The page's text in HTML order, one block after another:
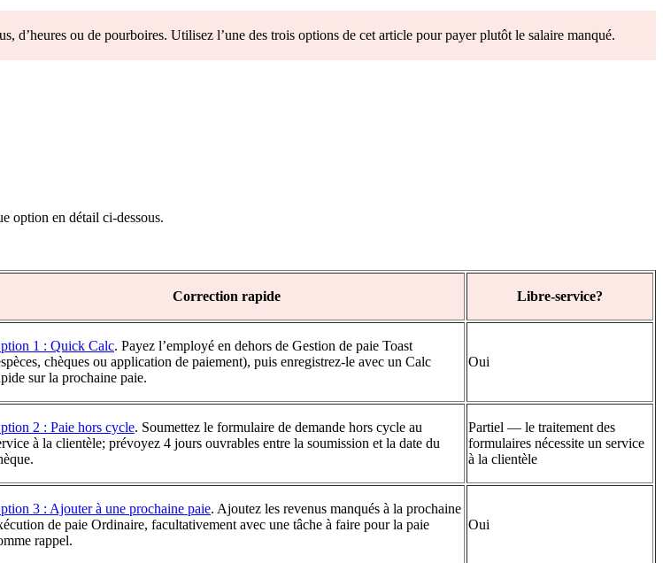
d’heures ou de pourboires. Utilisez l’une des trois options de cet article pour payer plutôt le salaire manqué.
option en détail ci-dessous.
Correction rapide Libre-service?
1 : Quick Calc. Payez l’employé en dehors de Gestion de paie Toast
chèques ou application de paiement), puis enregistrez-le avec un Calc
sur la prochaine paie.
Oui
2 : Paie hors cycle. Soumettez le formulaire de demande hors cycle au
à la clientèle; prévoyez 4 jours ouvrables entre la soumission et la date du
Partiel — le traitement des
formulaires nécessite un service
à la clientèle
3 : Ajouter à une prochaine paie. Ajoutez les revenus manqués à la prochaine
de paie Ordinaire, facultativement avec une tâche à faire pour la paie
rappel.
Oui